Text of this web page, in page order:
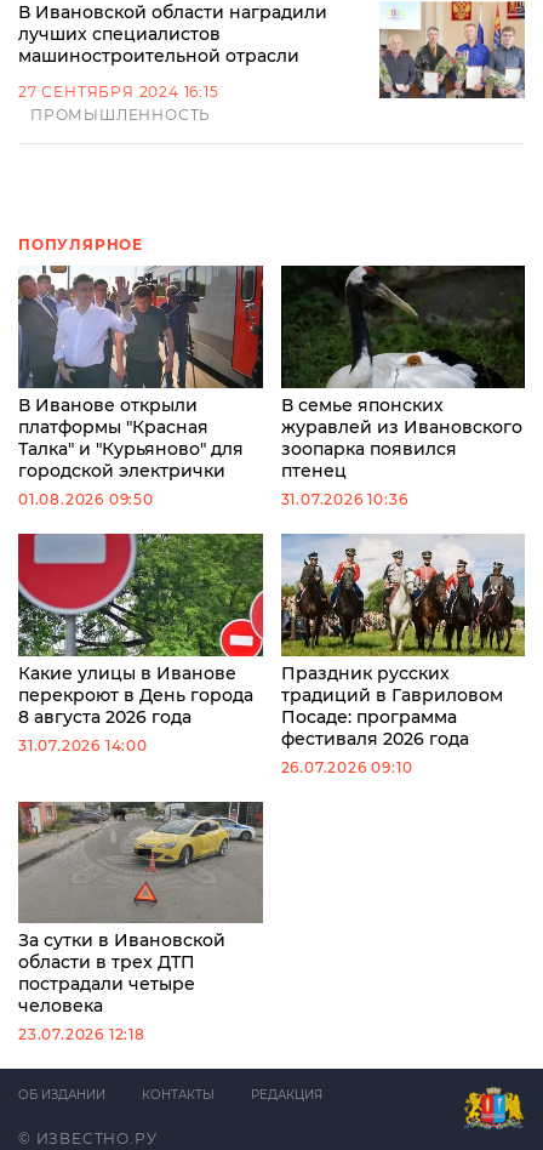
В Ивановской области наградили
лучших специалистов
машиностроительной отрасли
27 СЕНТЯБРЯ 2024 16:15
ПРОМЫШЛЕННОСТЬ
ПОПУЛЯРНОЕ
В Иванове открыли
платформы "Красная
Талка" и "Курьяново" для
городской электрички
01.08.2026 09:50
В семье японских
журавлей из Ивановского
зоопарка появился
птенец
31.07.2026 10:36
Какие улицы в Иванове
перекроют в День города
8 августа 2026 года
31.07.2026 14:00
Праздник русских
традиций в Гавриловом
Посаде: программа
фестиваля 2026 года
26.07.2026 09:10
За сутки в Ивановской
области в трех ДТП
пострадали четыре
человека
23.07.2026 12:18
© ИЗВЕСТНО.РУ
ОБ ИЗДАНИИ КОНТАКТЫ РЕДАКЦИЯ